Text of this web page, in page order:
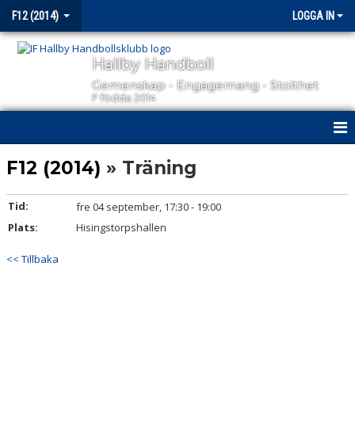
F12 (2014) LOGGA IN
Hallby Handboll
Gemenskap - Engagemang - Stolthet
F födda 2014
HEM
NYHETER
KALENDER
MATCHER
F12 (2014) » Träning
Tid:
fre 04 september, 17:30 - 19:00
Plats:
Hisingstorpshallen
<< Tillbaka